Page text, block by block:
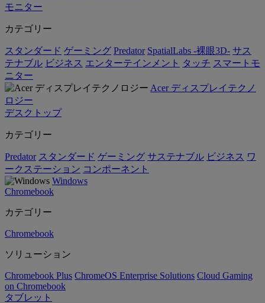
モニター
カテゴリー
スタンダード ゲーミング Predator SpatialLabs -裸眼3D- サス
テナブル ビジネス エンターテインメント タッチ スマートモ
ニター
Acer ディスプレイテクノ
ロジー
デスクトップ
カテゴリー
Predator スタンダード ゲーミング サステナブル ビジネス ワ
ークステーション コンポーネント
Windows
Chromebook
カテゴリー
Chromebook
ソリューション
Chromebook Plus ChromeOS Enterprise Solutions Cloud Gaming
on Chromebook
タブレット